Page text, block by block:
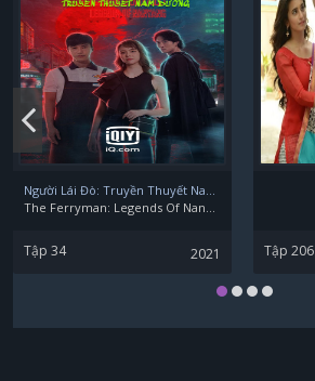
Người Lái Đò: Truyền Thuyết Nam Dương
The Ferryman: Legends Of Nanyang
Tập 34 2021 Tập 206